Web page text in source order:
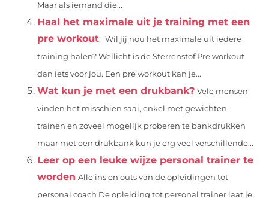
Maar als iemand die...
Haal het maximale uit je training met een
pre workout
Wil jij nou het maximale uit iedere
training halen? Wellicht is de Sterrenstof Pre workout
dan iets voor jou. Een pre workout kan je...
Wat kun je met een drukbank? Vele mensen
vinden het misschien saai, enkel met gewichten
trainen en zoveel mogelijk proberen te bankdrukken
maar met een drukbank kun je erg veel verschillende...
Leer op een leuke wijze personal trainer te
worden Alle ins en outs van de opleidingen tot
personal coach De opleiding tot personal trainer laat je